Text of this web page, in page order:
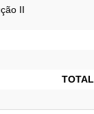
II
TOTAL